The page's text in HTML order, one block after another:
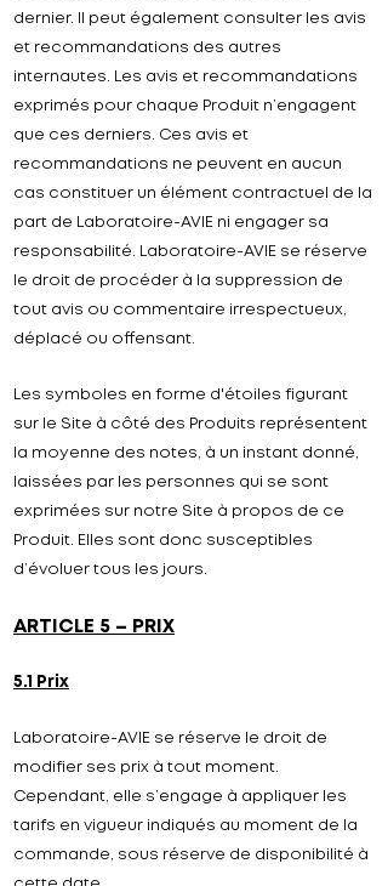
dernier. Il peut également consulter les avis
et recommandations des autres
internautes. Les avis et recommandations
exprimés pour chaque Produit n’engagent
que ces derniers. Ces avis et
recommandations ne peuvent en aucun
cas constituer un élément contractuel de la
part de Laboratoire-AVIE ni engager sa
responsabilité. Laboratoire-AVIE se réserve
le droit de procéder à la suppression de
tout avis ou commentaire irrespectueux,
déplacé ou offensant.
Les symboles en forme d'étoiles figurant
sur le Site à côté des Produits représentent
la moyenne des notes, à un instant donné,
laissées par les personnes qui se sont
exprimées sur notre Site à propos de ce
Produit. Elles sont donc susceptibles
d’évoluer tous les jours.
ARTICLE 5 – PRIX
5.1 Prix
Laboratoire-AVIE se réserve le droit de
modifier ses prix à tout moment.
Cependant, elle s’engage à appliquer les
tarifs en vigueur indiqués au moment de la
commande, sous réserve de disponibilité à